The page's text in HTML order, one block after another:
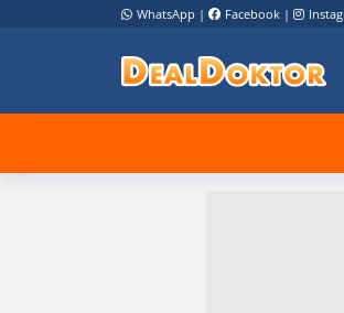
WhatsApp | Facebook |